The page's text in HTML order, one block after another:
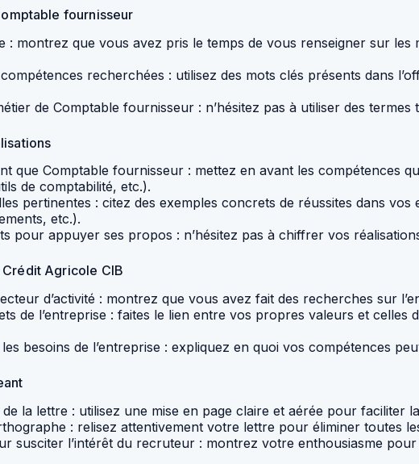
fournisseur
: montrez que vous avez pris le temps de vous renseigner sur les
recherchées : utilisez des mots clés présents dans
de Comptable fournisseur : n’hésitez pas à utiliser des
que Comptable fournisseur : mettez en avant les compétences
de comptabilité, etc.).
pertinentes : citez des exemples concrets de réussites dans
etc.).
pour appuyer ses propos : n’hésitez pas à chiffrer vos
Crédit Agricole CIB
d’activité : montrez que vous avez fait des recherches sur
de l’entreprise : faites le lien entre vos propres valeurs et
besoins de l’entreprise : expliquez en quoi vos compétences
la lettre : utilisez une mise en page claire et aérée pour faciliter
: relisez attentivement votre lettre pour éliminer toutes
susciter l’intérêt du recruteur : montrez votre enthousiasme